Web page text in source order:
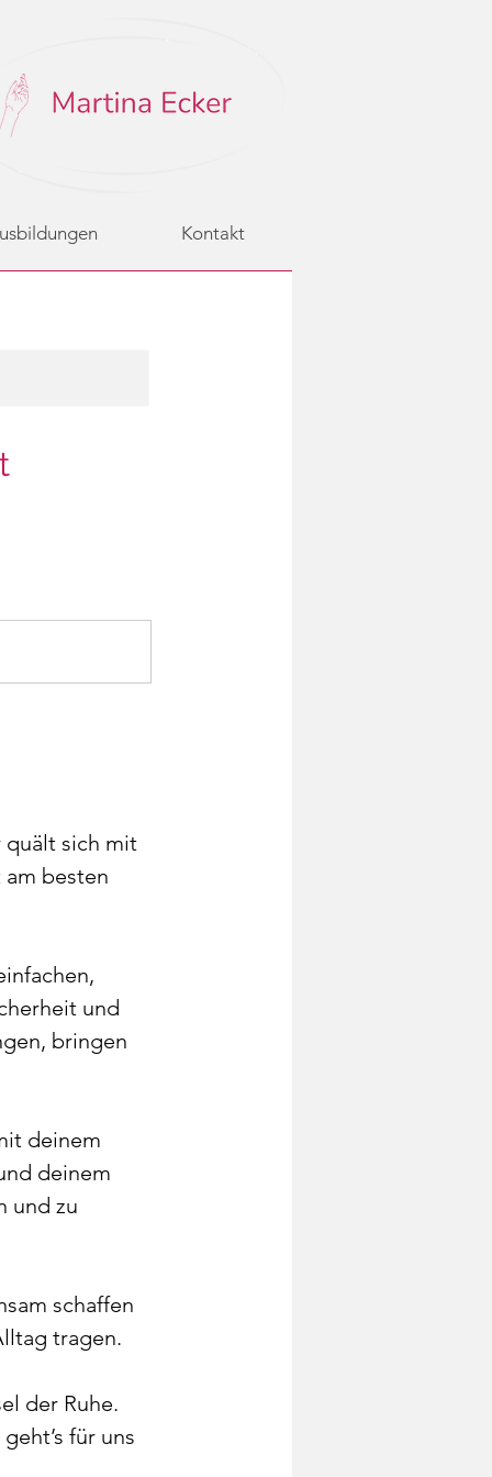
Kontakt
quält sich mit
besten
und
bringen
deinem
deinem
und zu
schaffen
tragen.
der Ruhe.
für uns